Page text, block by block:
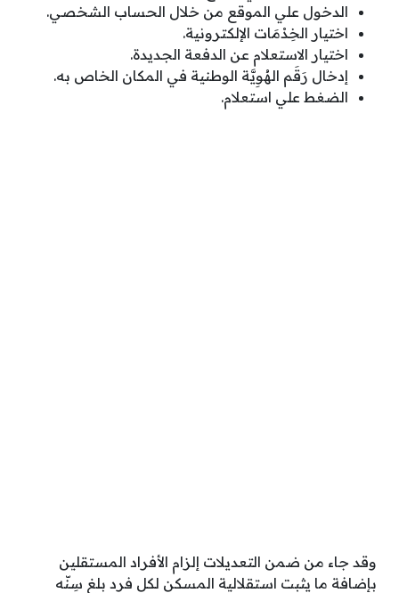
الدخول علي الموقع من خلال الحساب الشخصي.
اختيار الخِدْمَات الإلكترونية.
اختيار الاستعلام عن الدفعة الجديدة.
إدخال رَقَم الهُوِيَّة الوطنية في المكان الخاص به.
الضغط علي استعلام.
وقد جاء من ضمن التعديلات إلزام الأفراد المستقلين
بإضافة ما يثبت استقلالية المسكن لكل فرد بلغ سِنّه